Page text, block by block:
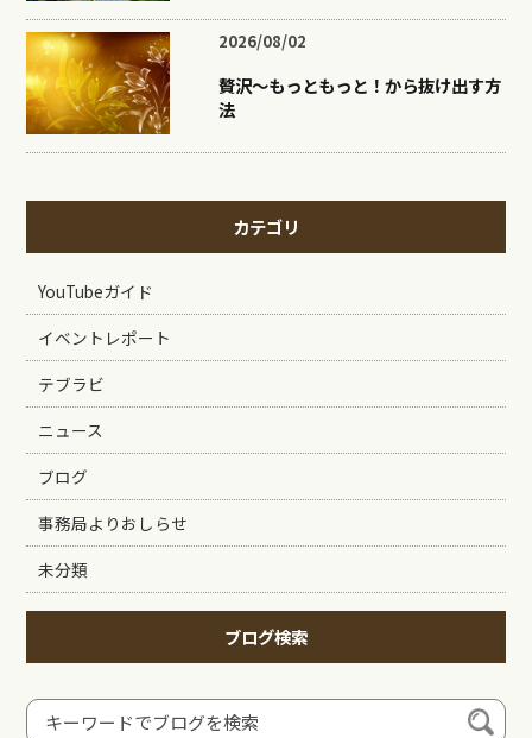
2026/08/02
贅沢〜もっともっと！から抜け出す方
法
カテゴリ
YouTubeガイド
イベントレポート
テブラビ
ニュース
ブログ
事務局よりおしらせ
未分類
ブログ検索